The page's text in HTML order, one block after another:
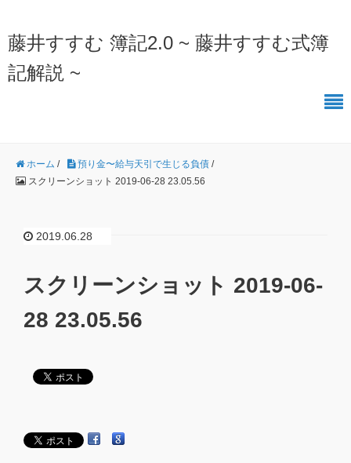
藤井すすむ 簿記2.0 ~ 藤井すすむ式簿
記解説 ~
ホーム / 預り金〜給与天引で生じる負債 /
スクリーンショット 2019-06-28 23.05.56
2019.06.28
スクリーンショット 2019-06-
28 23.05.56